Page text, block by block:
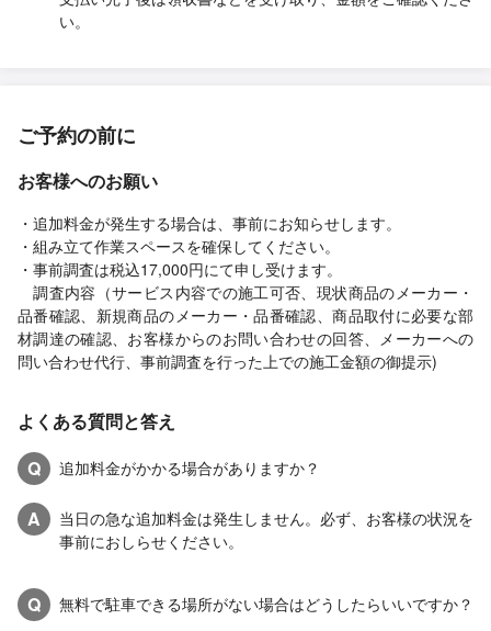
い。
ご予約の前に
お客様へのお願い
・追加料金が発生する場合は、事前にお知らせします。
・組み立て作業スペースを確保してください。
・事前調査は税込17,000円にて申し受けます。
調査内容（サービス内容での施工可否、現状商品のメーカー・
品番確認、新規商品のメーカー・品番確認、商品取付に必要な部
材調達の確認、お客様からのお問い合わせの回答、メーカーへの
問い合わせ代行、事前調査を行った上での施工金額の御提示)
よくある質問と答え
Q
追加料金がかかる場合がありますか？
A
当日の急な追加料金は発生しません。必ず、お客様の状況を
事前におしらせください。
Q 無料で駐車できる場所がない場合はどうしたらいいですか？